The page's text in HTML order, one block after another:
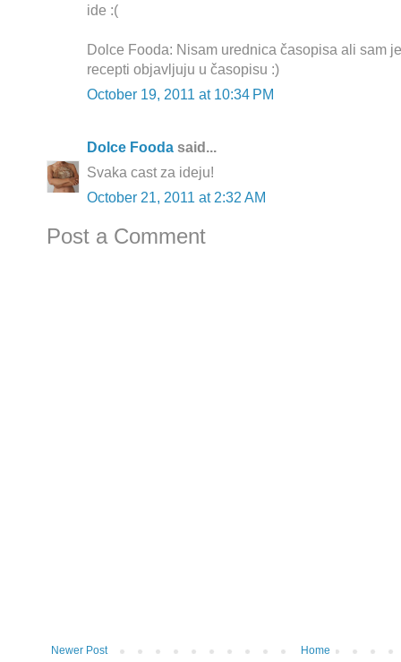
ide :(
Dolce Fooda: Nisam urednica časopisa ali sam
recepti objavljuju u časopisu :)
October 19, 2011 at 10:34 PM
Dolce Fooda said...
Svaka cast za ideju!
October 21, 2011 at 2:32 AM
Post a Comment
Newer Post Home